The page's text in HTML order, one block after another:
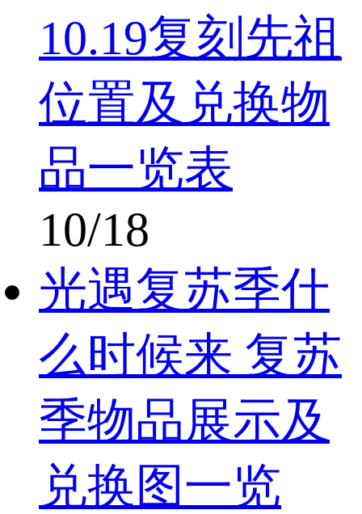
10.19复刻先祖
位置及兑换物
品一览表
10/18
光遇复苏季什
么时候来 复苏
季物品展示及
兑换图一览